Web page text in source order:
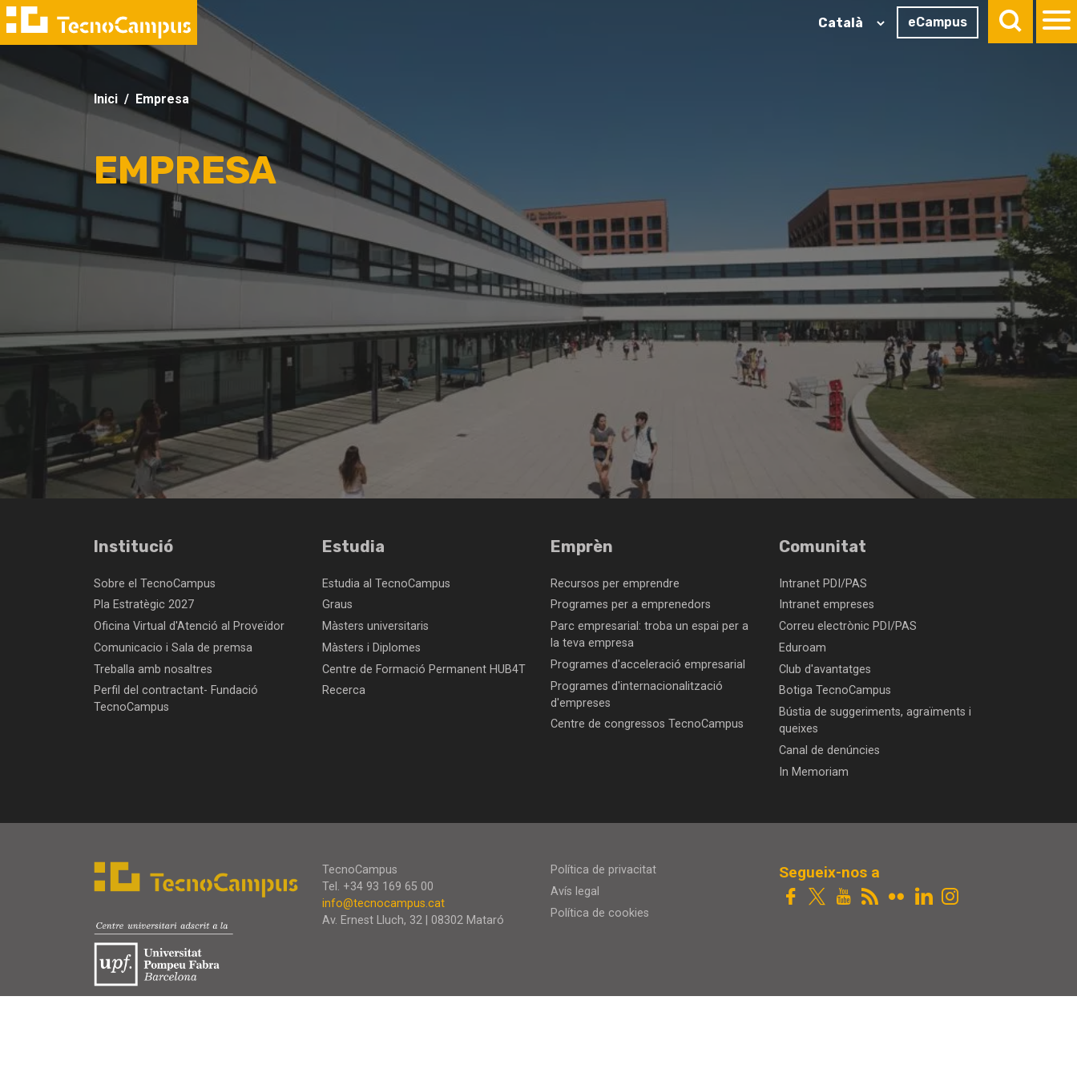
eCampus
Inici Empresa
EMPRESA
Institució
Sobre el TecnoCampus
Pla Estratègic 2027
Oficina Virtual d'Atenció al Proveïdor
Comunicacio i Sala de premsa
Treballa amb nosaltres
Perfil del contractant- Fundació
TecnoCampus
Estudia
Estudia al TecnoCampus
Graus
Màsters universitaris
Màsters i Diplomes
Centre de Formació Permanent HUB4T
Recerca
Emprèn
Recursos per emprendre
Programes per a emprenedors
Parc empresarial: troba un espai per a
la teva empresa
Programes d'acceleració empresarial
Programes d'internacionalització
d'empreses
Centre de congressos TecnoCampus
Comunitat
Intranet PDI/PAS
Intranet empreses
Correu electrònic PDI/PAS
Eduroam
Club d'avantatges
Botiga TecnoCampus
Bústia de suggeriments, agraïments i
queixes
Canal de denúncies
In Memoriam
TecnoCampus
Tel. +34 93 169 65 00
info@tecnocampus.cat
Av. Ernest Lluch, 32 | 08302 Mataró
Política de privacitat
Avís legal
Política de cookies
Segueix-nos a